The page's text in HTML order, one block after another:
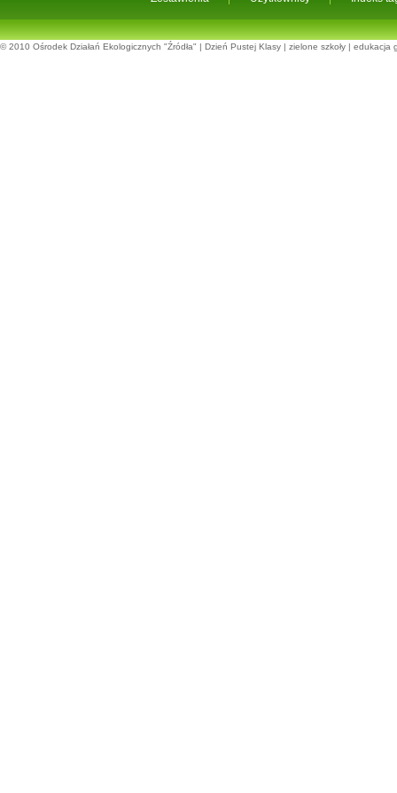
© 2010 Ośrodek Działań Ekologicznych "Źródła" | Dzień Pustej Klasy | zielone szkoły | edukacja